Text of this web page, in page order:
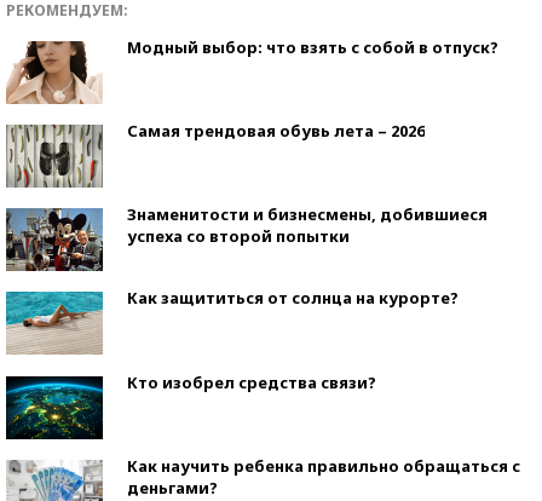
РЕКОМЕНДУЕМ:
Модный выбор: что взять с собой в отпуск?
Самая трендовая обувь лета – 2026
Знаменитости и бизнесмены, добившиеся
успеха со второй попытки
Как защититься от солнца на курорте?
Кто изобрел средства связи?
Как научить ребенка правильно обращаться с
деньгами?